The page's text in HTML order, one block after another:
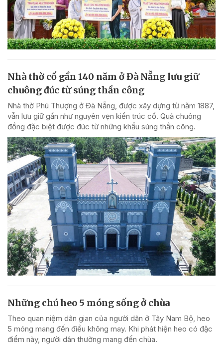
Nhà thờ cổ gần 140 năm ở Đà Nẵng lưu giữ
chuông đúc từ súng thần công
Nhà thờ Phú Thượng ở Đà Nẵng, được xây dựng từ năm 1887,
vẫn lưu giữ gần như nguyên vẹn kiến trúc cổ. Quả chuông
đồng đặc biệt được đúc từ những khẩu súng thần công.
Những chú heo 5 móng sống ở chùa
Theo quan niệm dân gian của người dân ở Tây Nam Bộ, heo
5 móng mang đến điều không may. Khi phát hiện heo có đặc
điểm này, người dân thường mang đến chùa.